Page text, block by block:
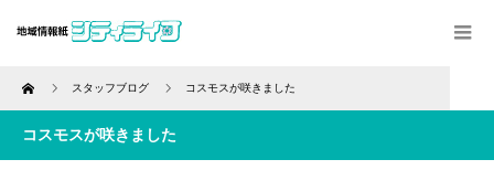
Home スタッフブログ コスモスが咲きました
コスモスが咲きました